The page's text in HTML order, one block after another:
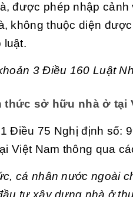
được phép nhập cảnh
không thuộc diện
luật.
3 Điều 160 Luật
thức sở hữu nhà ở tại
Điều 75 Nghị định số:
Việt Nam thông qua
cá nhân nước ngoài
tư xây dựng nhà ở